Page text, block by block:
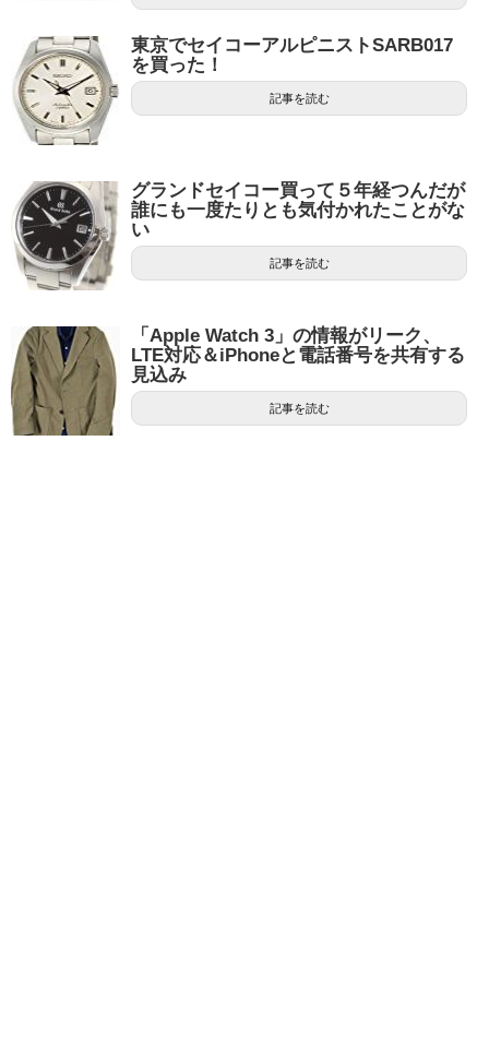
東京でセイコーアルピニストSARB017
を買った！
記事を読む
グランドセイコー買って５年経つんだが
誰にも一度たりとも気付かれたことがな
い
記事を読む
「Apple Watch 3」の情報がリーク、
LTE対応＆iPhoneと電話番号を共有する
見込み
記事を読む